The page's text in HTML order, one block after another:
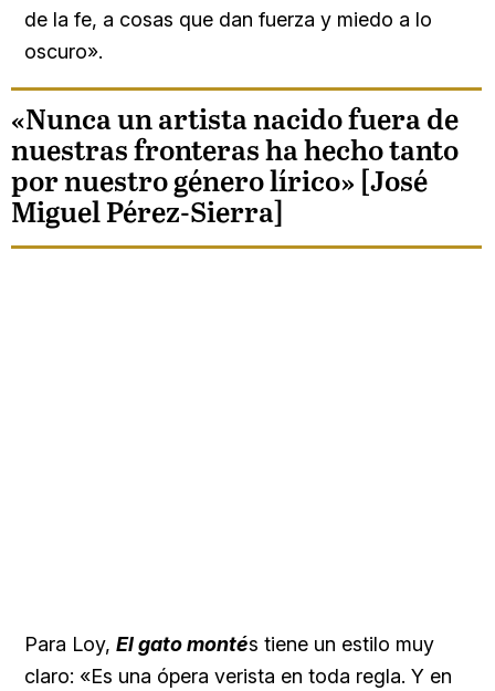
de la fe, a cosas que dan fuerza y miedo a lo
oscuro».
«Nunca un artista nacido fuera de
nuestras fronteras ha hecho tanto
por nuestro género lírico» [José
Miguel Pérez-Sierra]
Para Loy, El gato montés tiene un estilo muy
claro: «Es una ópera verista en toda regla. Y en